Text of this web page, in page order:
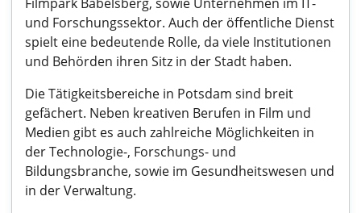
und Forschungssektor. Auch der öffentliche Dienst
spielt eine bedeutende Rolle, da viele Institutionen
und Behörden ihren Sitz in der Stadt haben.
Die Tätigkeitsbereiche in Potsdam sind breit
gefächert. Neben kreativen Berufen in Film und
Medien gibt es auch zahlreiche Möglichkeiten in
der Technologie-, Forschungs- und
Bildungsbranche, sowie im Gesundheitswesen und
in der Verwaltung.